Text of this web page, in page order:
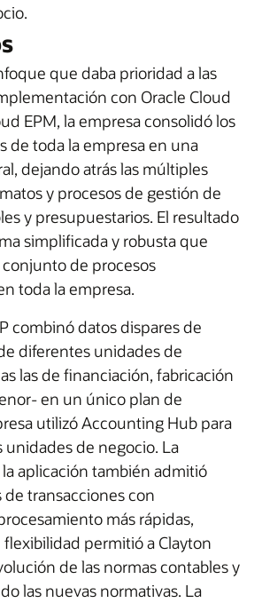
que daba prioridad a las
con Oracle Cloud
EPM, la empresa consolidó los
de toda la empresa en una
dejando atrás las múltiples
y procesos de gestión de
y presupuestarios. El resultado
simplificada y robusta que
de procesos
toda la empresa.
combinó datos dispares de
diferentes unidades de
las de financiación, fabricación
en un único plan de
utilizó Accounting Hub para
unidades de negocio. La
aplicación también admitió
transacciones con
más rápidas,
permitió a Clayton
de las normas contables y
las nuevas normativas. La